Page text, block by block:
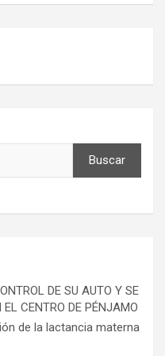
Buscar
DE SU AUTO Y SE
EL CENTRO DE PÉNJAMO
de la lactancia materna